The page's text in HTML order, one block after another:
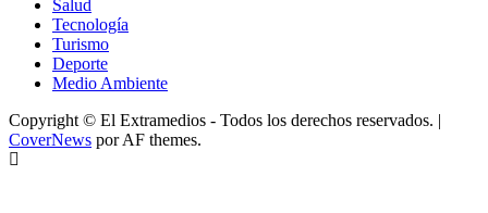
Salud
Tecnología
Turismo
Deporte
Medio Ambiente
Copyright © El Extramedios - Todos los derechos reservados. |
CoverNews por AF themes.